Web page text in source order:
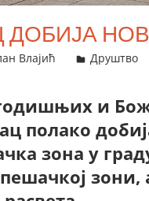
ДОБИЈА
Влајић Друштво
и
полако
зона у
зони,